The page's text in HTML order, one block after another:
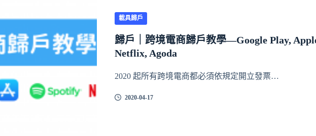
載具歸戶
歸戶｜跨境電商歸戶教學—Google Play,
Netflix, Agoda
2020 起所有跨境電商都必須依規定開立發票…
2020-04-17